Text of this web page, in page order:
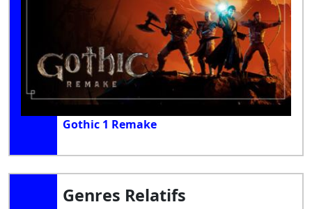
Gothic 1 Remake
Genres Relatifs